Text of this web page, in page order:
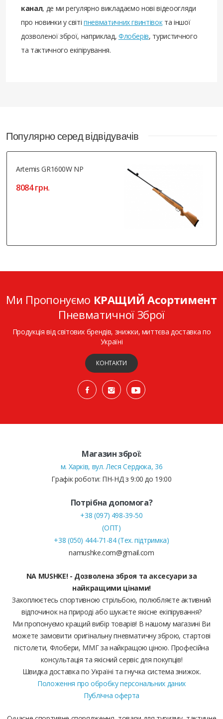
канал, де ми регулярно викладаємо нові відеоогляди
про новинки у світіпневматичних гвинтівокта іншої
дозволеної зброї, наприклад, Флоберів, туристичного
та тактичного екіпірування.
Популярно серед відвідувачів
Artemis GR1600W NP
8084 грн.
Ми Пропонуємо КРАЩИЙ Асортимент
Пневматичної Зброї
Продукція від світових брендів, знижки, миттєва доставка по
Україні
КОНТАКТИ
Магазин зброї:
м. Харків, вул. Леся Сердюка, 36
Графік роботи: ПН-НД з 9:00 до 19:00
Потрібна допомога?
+38 (097) 498-39-50
(ОПТ)
+38 (050) 444-71-84 (Тех. підтримка)
namushke.com@gmail.com
NA MUSHKE! - Дозволена зброя та аксесуари за
найкращими цінами!
Захоплюєтесь спортивною стрільбою, полюбляєте активний
відпочинок на природі або шукаєте якісне екіпірування?
Ми пропонуємо кращий вибір товарів! В нашому магазині Ви
можете замовити оригінальну пневматичну зброю, стартові
пістолети, Флобери, ММГ за найкращою ціною. Професійна
консультація та якісний сервіс для покупців!
Швидка доставка по Україні та гнучка система знижок.
Положення про обробку персональних даних
Публічна оферта